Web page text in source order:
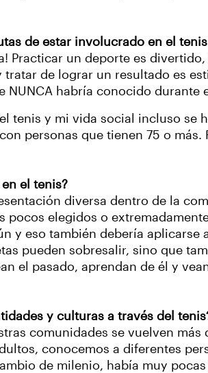
de estar involucrado en el
Practicar un deporte es
de lograr un resultado es
NUNCA habría conocido durante
tenis y mi vida social incluso se
personas que tienen 75 o más.
el tenis?
diversa dentro de la
pocos elegidos o
y eso también debería aplicarse
pueden sobresalir, sino que
el pasado, aprendan de él y
y culturas a través del
comunidades se vuelven más
conocemos a diferentes
de milenio, había muy